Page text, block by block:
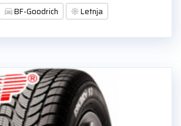
BF-Goodrich Letnja